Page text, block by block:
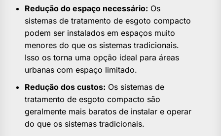
Redução do espaço necessário: Os
sistemas de tratamento de esgoto compacto
podem ser instalados em espaços muito
menores do que os sistemas tradicionais.
Isso os torna uma opção ideal para áreas
urbanas com espaço limitado.
Redução dos custos: Os sistemas de
tratamento de esgoto compacto são
geralmente mais baratos de instalar e operar
do que os sistemas tradicionais.